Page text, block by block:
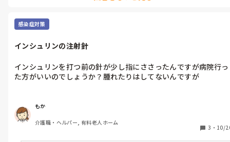
感染症対策
インシュリンの注射針
インシュリンを打つ前の針が少し指にささったんですが病院行っ
た方がいいのでしょうか？腫れたりはしてないんですが
もか
介護職・ヘルパー, 有料老人ホーム
3 ・ 10/